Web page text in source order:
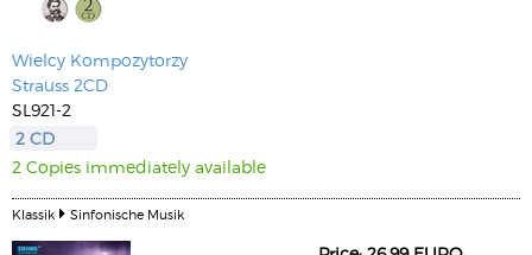
Wielcy Kompozytorzy
Strauss 2CD
SL921-2
2 CD
2 Copies immediately available
Klassik Sinfonische Musik